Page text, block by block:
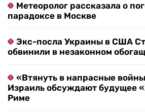
Метеоролог рассказала о
парадоксе в Москве
Экс-посла Украины в США
обвинили в незаконном
«Втянуть в напрасные
Израиль обсуждают будущее
Риме